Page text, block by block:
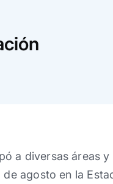
a diversas áreas
agosto en la